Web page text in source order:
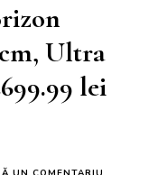
Ultra
lei